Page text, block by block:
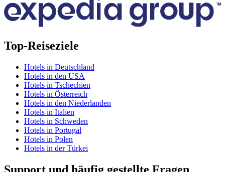
Top-Reiseziele
Hotels in Deutschland
Hotels in den USA
Hotels in Tschechien
Hotels in Österreich
Hotels in den Niederlanden
Hotels in Italien
Hotels in Schweden
Hotels in Portugal
Hotels in Polen
Hotels in der Türkei